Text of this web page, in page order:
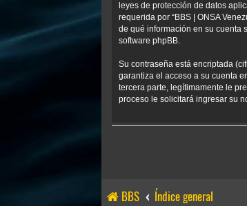
leyes de protección de datos
requerida por “BBS | ONSA
de qué información en su cuenta
software phpBB.
Su contraseña está encriptada
garantiza el acceso a su cuenta
tercera parte, legítimamente le
proceso le solicitará ingresar su
BBS Índice general